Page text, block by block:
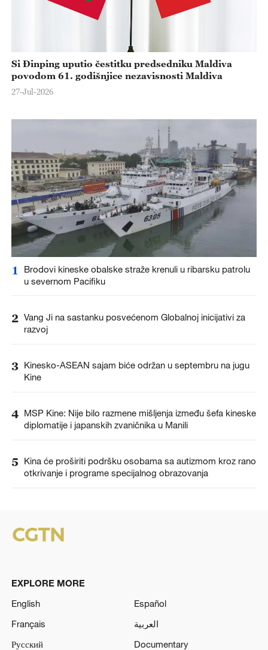
Si Đinping uputio čestitku predsedniku Maldiva
povodom 61. godišnjice nezavisnosti Maldiva
27-Jul-2026
1
Brodovi kineske obalske straže krenuli u ribarsku patrolu
u severnom Pacifiku
2 Vang Ji na sastanku posvećenom Globalnoj inicijativi za
razvoj
3 Kinesko-ASEAN sajam biće održan u septembru na jugu
Kine
4 MSP Kine: Nije bilo razmene mišljenja između šefa kineske
diplomatije i japanskih zvaničnika u Manili
5
Kina će proširiti podršku osobama sa autizmom kroz rano
otkrivanje i programe specijalnog obrazovanja
EXPLORE MORE
English
Español
Français
العربية
Русский
Documentary